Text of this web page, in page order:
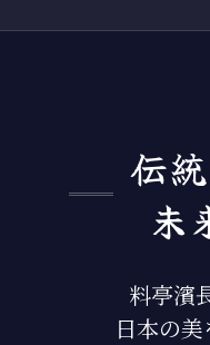
伝
未
料亭濱
日本の美